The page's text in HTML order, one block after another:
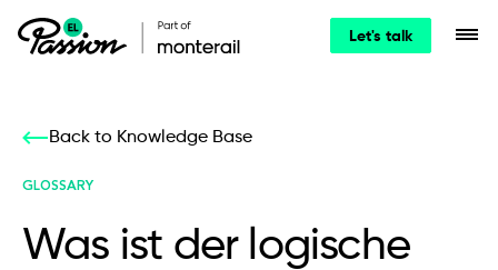
Let's talk
Back to Knowledge Base
GLOSSARY
Was ist der logische